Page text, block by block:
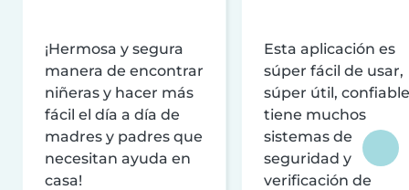
¡Hermosa y segura
manera de encontrar
niñeras y hacer más
fácil el día a día de
madres y padres que
necesitan ayuda en
casa!
Esta aplicación es
súper fácil de usar,
súper útil,
tiene muchos
sistemas de
seguridad y
verificación de